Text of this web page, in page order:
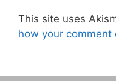
This site uses
how your